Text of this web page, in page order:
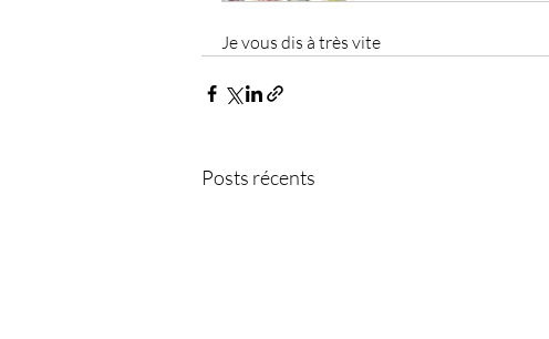
Je vous dis à très vite
Posts récents